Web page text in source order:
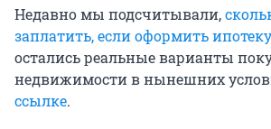
Недавно мы подсчитывали,
заплатить, если оформить
остались реальные варианты
недвижимости в нынешних
ссылке.